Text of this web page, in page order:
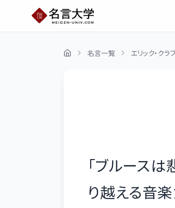
名言一覧 エリック・クラ
「ブルースは
り越える音